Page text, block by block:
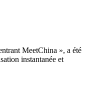
MeetChina », a été
instantanée et